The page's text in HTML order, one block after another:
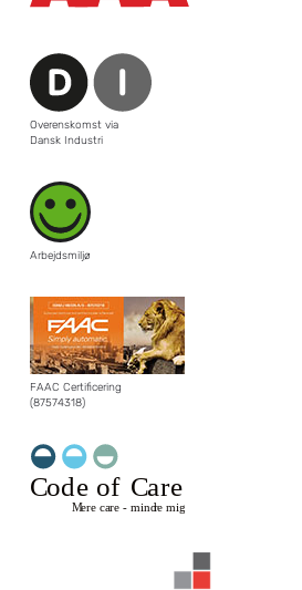
Overenskomst via
Dansk Industri
Arbejdsmiljø
FAAC Certificering
(87574318)